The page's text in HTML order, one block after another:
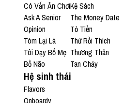
Có Vấn Ăn Chơi
Ask A Senior
Opinion
Tóm Lại Là
Tôi Dạy Bố Mẹ
Bổ Não
Kệ Sách
The Money Date
Tỏ Tiền
Thử Rồi Thích
Thương Thân
Tan Chảy
Hệ sinh thái
Flavors
Onboardy